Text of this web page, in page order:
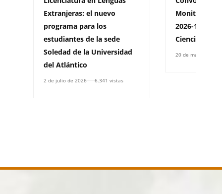
Extranjeras: el nuevo
programa para los
estudiantes de la sede
Soledad de la Universidad
del Atlántico
2 de julio de 2026 6.341 vistas
Monitores
2026-1 –
Ciencias de
20 de mayo de